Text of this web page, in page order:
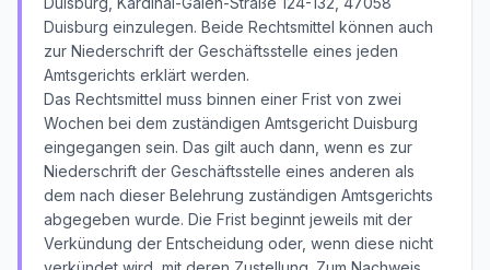
Duisburg einzulegen. Beide Rechtsmittel können auch
zur Niederschrift der Geschäftsstelle eines jeden
Amtsgerichts erklärt werden.
Das Rechtsmittel muss binnen einer Frist von zwei
Wochen bei dem zuständigen Amtsgericht Duisburg
eingegangen sein. Das gilt auch dann, wenn es zur
Niederschrift der Geschäftsstelle eines anderen als
dem nach dieser Belehrung zuständigen Amtsgerichts
abgegeben wurde. Die Frist beginnt jeweils mit der
Verkündung der Entscheidung oder, wenn diese nicht